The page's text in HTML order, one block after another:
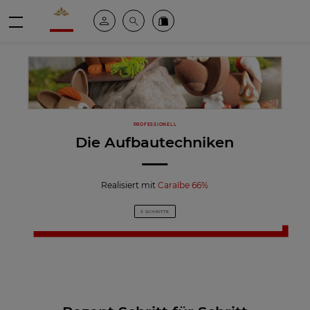
Valrhona - Imaginons le meilleur du chocolat
Mein kontoSuche Valrhona Collection
PROFESSIONELL
Die Aufbautechniken
Realisiert mitCaraïbe 66%
3 SCHRITTE